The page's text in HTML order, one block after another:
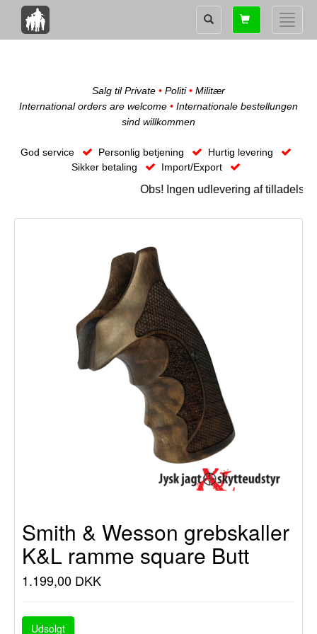
Toggle
Shopping
card
Salg til Private • Politi• Militær
International orders are welcome • Internationale bestellungen
sind willkommen
God service Personlig betjening
Hurtig levering
Sikker betaling
Import/Export
Obs! Ingen udlevering af
Smith & Wesson grebskaller
K&L ramme square Butt
1.199,00 DKK
Udsolgt